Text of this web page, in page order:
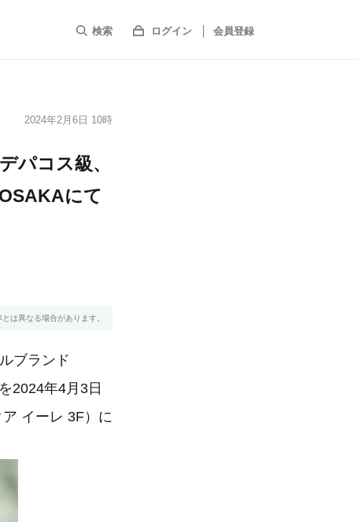
検索 ログイン 会員登録
2024年2月6日 10時
パコス級、
にて
は異なる場合があります。
ブランド
2024年4月3日
イーレ 3F）に